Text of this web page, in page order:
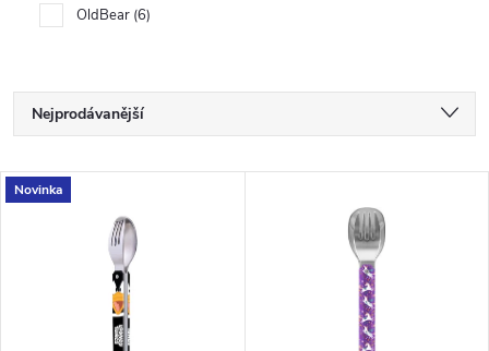
OldBear 6
Ř
a
Nejprodávanější
Nejdražší
V
Novinka